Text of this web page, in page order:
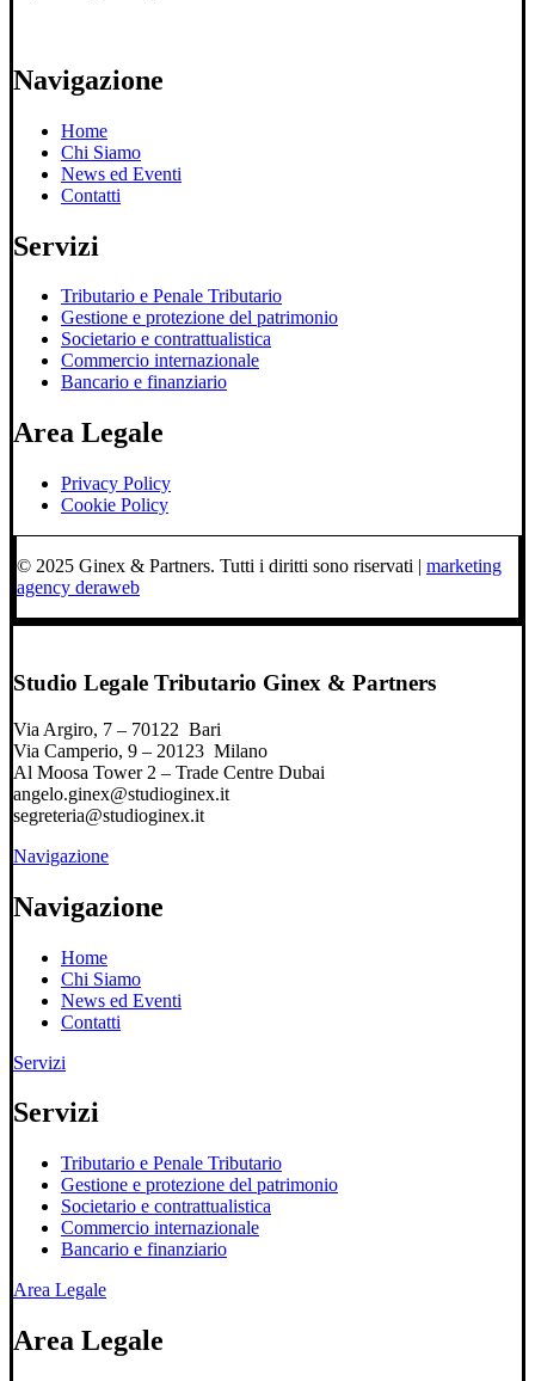
Navigazione
Home
Chi Siamo
News ed Eventi
Contatti
Servizi
Tributario e Penale Tributario
Gestione e protezione del patrimonio
Societario e contrattualistica
Commercio internazionale
Bancario e finanziario
Area Legale
Privacy Policy
Cookie Policy
© 2025 Ginex & Partners. Tutti i diritti sono riservati | marketing
agency deraweb
Studio Legale Tributario Ginex & Partners
Via Argiro, 7 – 70122 Bari
Via Camperio, 9 – 20123 Milano
Al Moosa Tower 2 – Trade Centre Dubai
angelo.ginex@studioginex.it
segreteria@studioginex.it
Navigazione
Navigazione
Home
Chi Siamo
News ed Eventi
Contatti
Servizi
Servizi
Tributario e Penale Tributario
Gestione e protezione del patrimonio
Societario e contrattualistica
Commercio internazionale
Bancario e finanziario
Area Legale
Area Legale